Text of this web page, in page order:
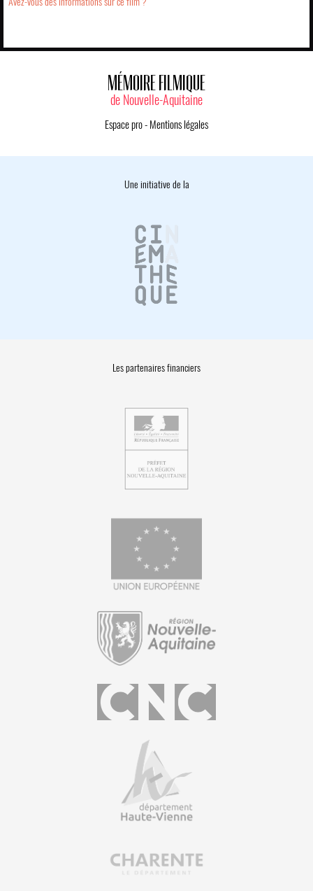
MÉMOIRE FILMIQUE
de Nouvelle-Aquitaine
Espace pro- Mentions légales
Une initiative de la
Les partenaires financiers